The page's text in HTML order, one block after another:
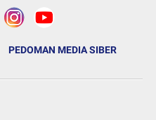
PEDOMAN MEDIA SIBER